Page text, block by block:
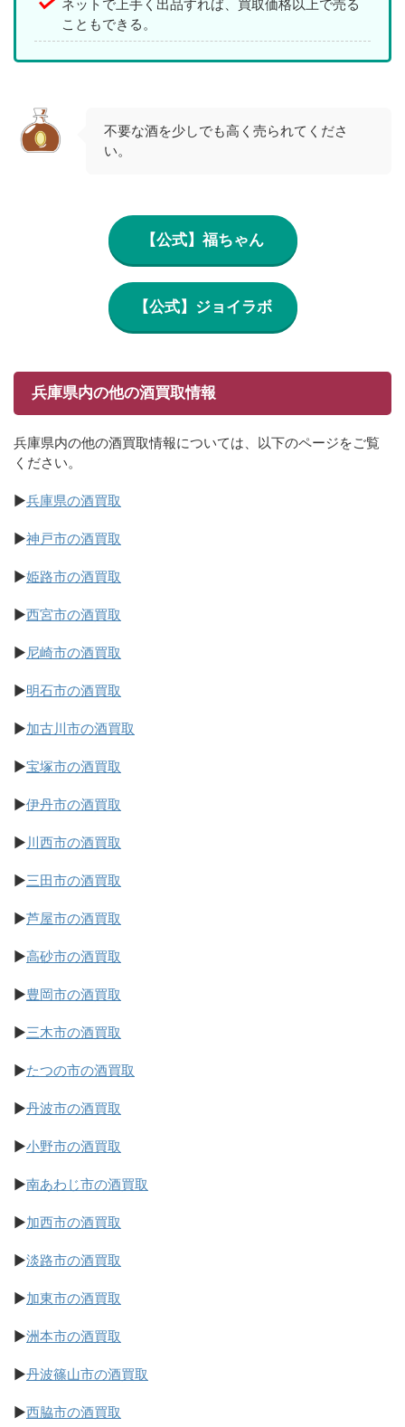
ネットで上手く出品すれば、買取価格以上で売る
こともできる。
不要な酒を少しでも高く売られてくださ
い。
【公式】福ちゃん
【公式】ジョイラボ
兵庫県内の他の酒買取情報
兵庫県内の他の酒買取情報については、以下のページをご覧
ください。
▶兵庫県の酒買取
▶神戸市の酒買取
▶姫路市の酒買取
▶西宮市の酒買取
▶尼崎市の酒買取
▶明石市の酒買取
▶加古川市の酒買取
▶宝塚市の酒買取
▶伊丹市の酒買取
▶川西市の酒買取
▶三田市の酒買取
▶芦屋市の酒買取
▶高砂市の酒買取
▶豊岡市の酒買取
▶三木市の酒買取
▶たつの市の酒買取
▶丹波市の酒買取
▶小野市の酒買取
▶南あわじ市の酒買取
▶加西市の酒買取
▶淡路市の酒買取
▶加東市の酒買取
▶洲本市の酒買取
▶丹波篠山市の酒買取
▶西脇市の酒買取